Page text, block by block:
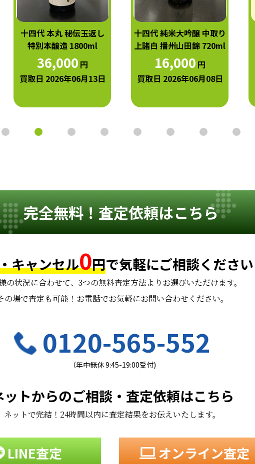
十四代 本丸 秘伝玉返し
特別本醸造 1800ml
36,000 円
買取日 2026年06月13日
十四代 純米大吟醸 中取り
上諸白 播州山田錦 720ml
16,000 円
買取日 2026年06月08日
完全無料！査定依頼はこちら
キャンセル0円で気軽にご相談ください
の状況に合わせて、 3つの無料査定方法よりお選びいただけます。
の場で査定も可能！お電話でお気軽にお問い合わせください。
0120-565-552
（年中無休 9:45-19:00受付)
ットからのご相談・査定依頼はこちら
ネットで完結！24時間以内に査定結果をお伝えいたします。
LINE査定 オンライン査定